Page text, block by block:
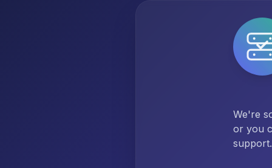
We're
or you
support.